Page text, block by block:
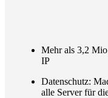
Mehr als 3,2
IP
Datenschutz:
alle Server für